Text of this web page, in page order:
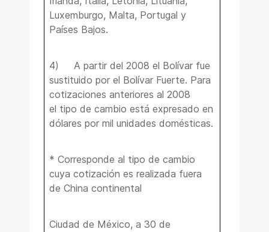
Luxemburgo, Malta, Portugal y
Países Bajos.
4) A partir del 2008 el Bolívar fue
sustituido por el Bolívar Fuerte. Para
cotizaciones anteriores al 2008
el tipo de cambio está expresado en
dólares por mil unidades domésticas.
* Corresponde al tipo de cambio
cuya cotización es realizada fuera
de China continental
Ciudad de México, a 30 de